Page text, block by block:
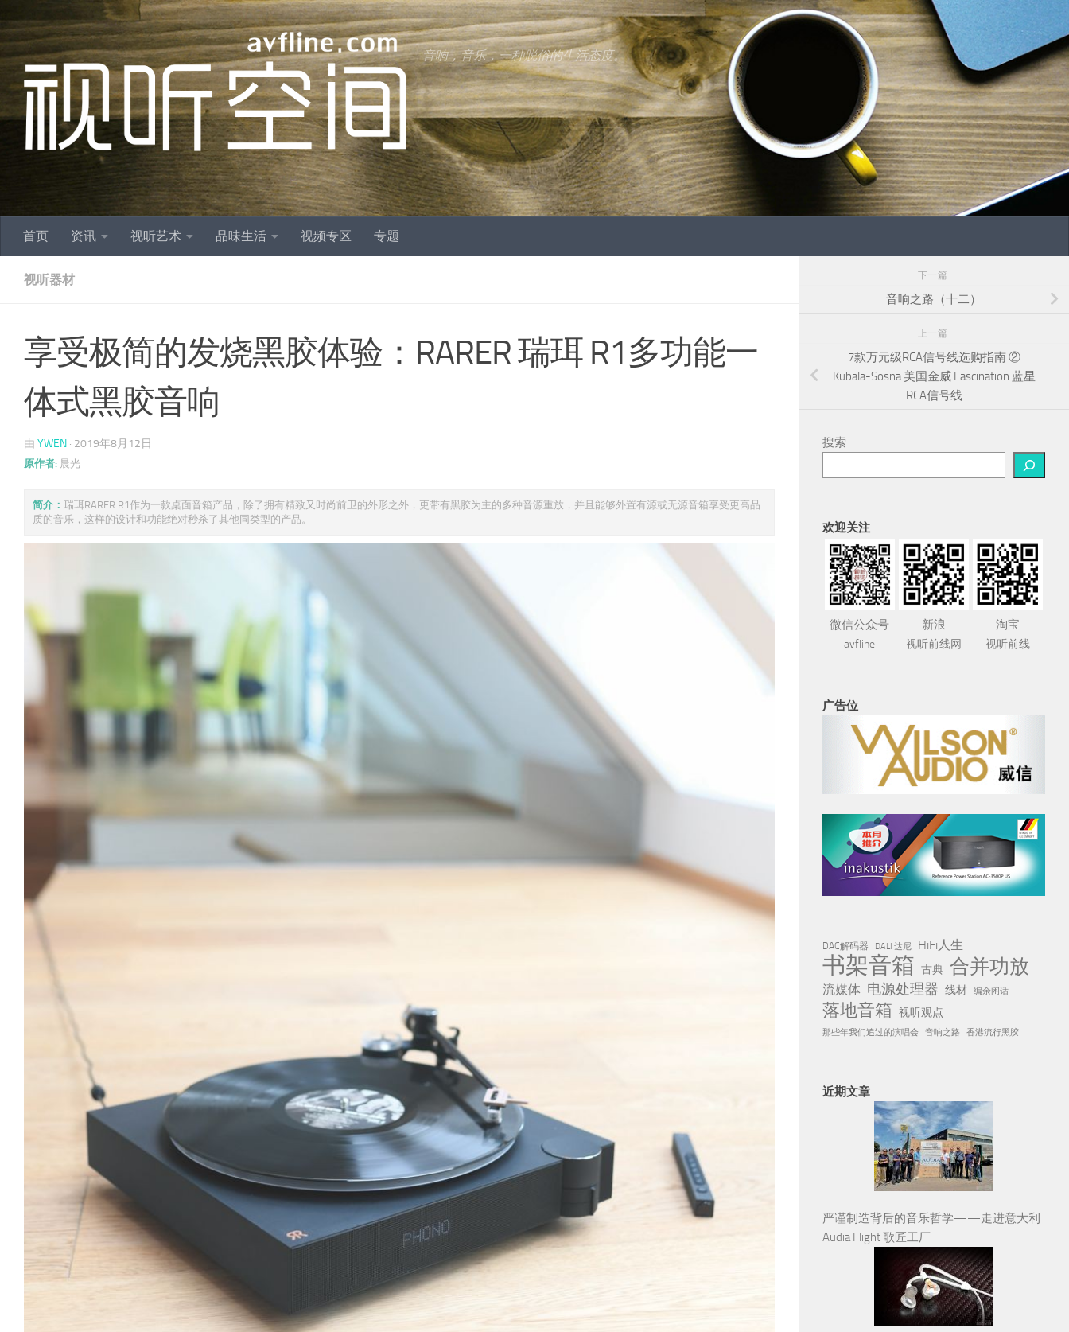
跳至内容
音响，音乐，一种脱俗的生活态度。
首页 资讯 视听艺术 品味生活 视频专区 专题
视听器材
享受极简的发烧黑胶体验：RARER 瑞珥 R1多功能一
体式黑胶音响
由 YWEN · 2019年8月12日
原作者: 晨光
简介： 瑞珥RARER R1作为一款桌面音箱产品，除了拥有精致又时尚前卫的外形之外，更带有黑胶为主的多种音源重放，并且能够外置有源或无源音箱享受更高品
质的音乐，这样的设计和功能绝对秒杀了其他同类型的产品。
下一篇
音响之路（十二）
上一篇
7款万元级RCA信号线选购指南 ②
Kubala-Sosna 美国金威 Fascination 蓝星
RCA信号线
搜索
欢迎关注
微信公众号
avfline
新浪
视听前线网
淘宝
视听前线
广告位
DAC解码器 DALI 达尼 HiFi人生
书架音箱 古典 合并功放
流媒体 电源处理器 线材 编余闲话
落地音箱 视听观点
那些年我们追过的演唱会 音响之路 香港流行黑胶
近期文章
严谨制造背后的音乐哲学——走进意大利
Audia Flight 歌匠工厂